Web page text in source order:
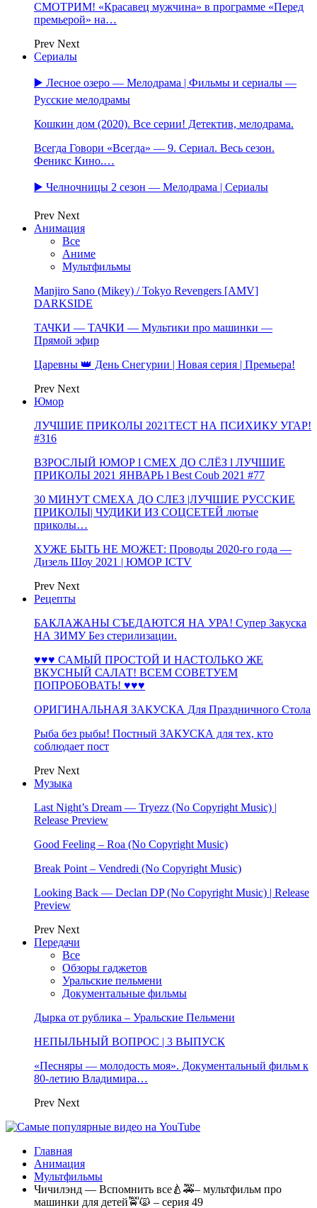
СМОТРИМ! «Красавец мужчина» в программе «Перед
премьерой» на…
Prev Next
Сериалы
▶️ Лесное озеро — Мелодрама | Фильмы и сериалы —
Русские мелодрамы
Кошкин дом (2020). Все серии! Детектив, мелодрама.
Всегда Говори «Всегда» — 9. Сериал. Весь сезон.
Феникс Кино.…
▶️ Челночницы 2 сезон — Мелодрама | Сериалы
Prev Next
Анимация
Все
Аниме
Мультфильмы
Manjiro Sano (Mikey) / Tokyo Revengers [AMV]
DARKSIDE
ТАЧКИ — ТАЧКИ — Мультики про машинки —
Прямой эфир
Царевны 👑 День Снегурии | Новая серия | Премьера!
Prev Next
Юмор
ЛУЧШИЕ ПРИКОЛЫ 2021ТЕСТ НА ПСИХИКУ УГАР!
#316
ВЗРОСЛЫЙ ЮМОР l СМЕХ ДО СЛЁЗ l ЛУЧШИЕ
ПРИКОЛЫ 2021 ЯНВАРЬ l Best Coub 2021 #77
30 МИНУТ СМЕХА ДО СЛЕЗ |ЛУЧШИЕ РУССКИЕ
ПРИКОЛЫ| ЧУДИКИ ИЗ СОЦСЕТЕЙ лютые
приколы…
ХУЖЕ БЫТЬ НЕ МОЖЕТ: Проводы 2020-го года —
Дизель Шоу 2021 | ЮМОР ICTV
Prev Next
Рецепты
БАКЛАЖАНЫ СЪЕДАЮТСЯ НА УРА! Супер Закуска
НА ЗИМУ Без стерилизации.
♥♥♥ САМЫЙ ПРОСТОЙ И НАСТОЛЬКО ЖЕ
ВКУСНЫЙ САЛАТ! ВСЕМ СОВЕТУЕМ
ПОПРОБОВАТЬ! ♥♥♥
ОРИГИНАЛЬНАЯ ЗАКУСКА Для Праздничного Стола
Рыба без рыбы! Постный ЗАКУСКА для тех, кто
соблюдает пост
Prev Next
Музыка
Last Night’s Dream — Tryezz (No Copyright Music) |
Release Preview
Good Feeling – Roa (No Copyright Music)
Break Point – Vendredi (No Copyright Music)
Looking Back — Declan DP (No Copyright Music) | Release
Preview
Prev Next
Передачи
Все
Обзоры гаджетов
Уральские пельмени
Документальные фильмы
Дырка от рублика – Уральские Пельмени
НЕПЫЛЬНЫЙ ВОПРОС | 3 ВЫПУСК
«Песняры — молодость моя». Документальный фильм к
80-летию Владимира…
Prev Next
Главная
Анимация
Мультфильмы
Чичилэнд — Вспомнить все🍐🚕– мультфильм про
машинки для детей🚖🙀 – серия 49